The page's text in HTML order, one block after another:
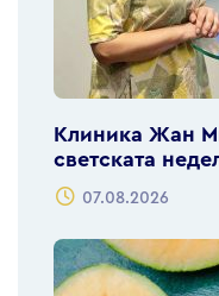
Клиника Жан
светската
07.08.2026